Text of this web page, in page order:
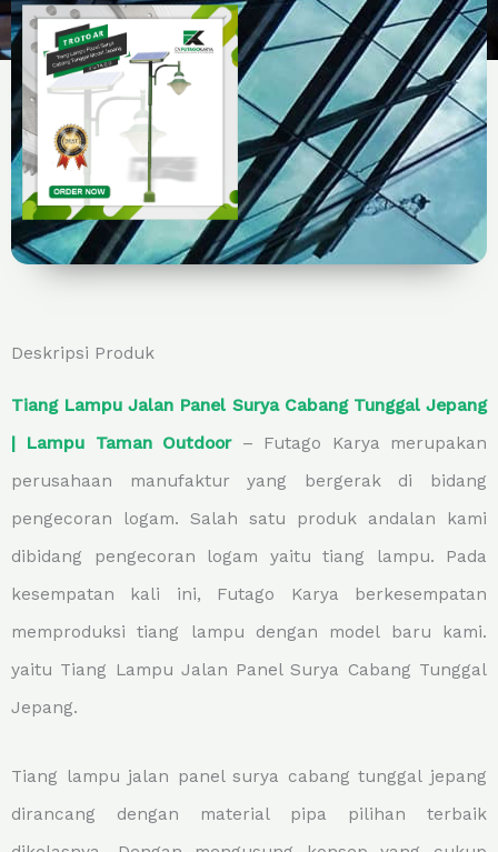
Deskripsi Produk
Tiang Lampu Jalan Panel Surya Cabang Tunggal Jepang
| Lampu Taman Outdoor– Futago Karya merupakan
perusahaan manufaktur yang bergerak di bidang
pengecoran logam. Salah satu produk andalan kami
dibidang pengecoran logam yaitu tiang lampu. Pada
kesempatan kali ini, Futago Karya berkesempatan
memproduksi tiang lampu dengan model baru kami.
yaitu Tiang Lampu Jalan Panel Surya Cabang Tunggal
Jepang.
Tiang lampu jalan panel surya cabang tunggal jepang
dirancang dengan material pipa pilihan terbaik